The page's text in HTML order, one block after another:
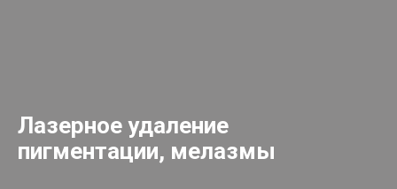
Лазерное удаление
пигментации, мелазмы